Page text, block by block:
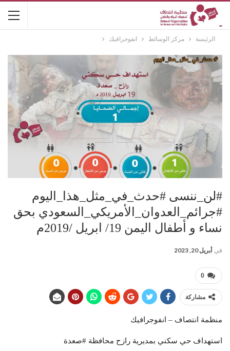
الرئيسة مركز الوسائط انفوجرافيك
#لن_ننسى #حدث_في_مثل_هذا_اليوم
#جرائم_العدوان_الأمريكي_السعودي بحق
نساء و أطفال اليمن 19/ ابريل /2019م
في أبريل 20, 2023
0
مشاركة
منظمة انتصاف – انفوجرافيك
استهداف حي سكني بمديرية رازح محافظة #صعدة